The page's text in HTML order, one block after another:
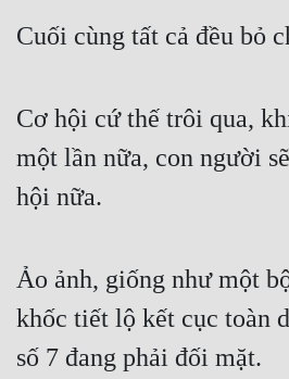
Cuối cùng tất cả đều bỏ
Cơ hội cứ thế trôi qua,
một lần nữa, con người
hội nữa.
Ảo ảnh, giống như một
khốc tiết lộ kết cục toàn
số 7 đang phải đối mặt.